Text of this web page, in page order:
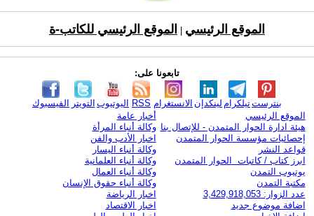
الموقع الرئيسي الموقع الرئيسي للكاتب-ة
تابعونا على:
الفيسبوك التويتر اليوتيوب RSS الانستغرام لينكدإن تيلكرامبنترست
الموقع الرئيسي
هيئة ادارة الحوار المتمدن - للإتصال بنا
إحصائيات مؤسسة الحوار المتمدن
قواعد النشر
ابرز كتاب / كاتبات الحوار المتمدن
يوتيوب التمدن
مكتبة التمدن
عدد الزوار: 3,429,918,053
اضافة موضوع جديد
أخبار عامة
وكالة أنباء المرأة
اخبار الأدب والفن
وكالة أنباء اليسار
وكالة أنباء العلمانية
وكالة أنباء العمال
وكالة أنباء حقوق الإنسان
اخبار الرياضة
اخبار الاقتصاد